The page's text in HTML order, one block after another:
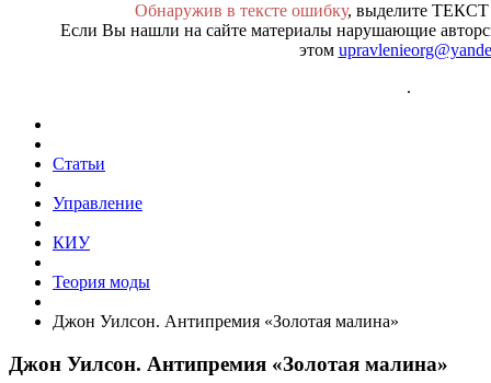
Обнаружив в тексте ошибку, выделите
Если Вы нашли на сайте материалы нарушающие
этом
.
Статьи
Управление
КИУ
Теория моды
Джон Уилсон. Антипремия «Золотая малина»
Джон Уилсон. Антипремия «Золотая малина»